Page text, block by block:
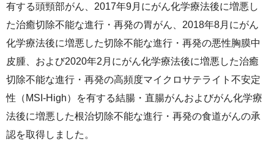
有する頭頸部がん、2017年9月にがん化学療法後に増悪し
た治癒切除不能な進行・再発の胃がん、2018年8月にがん
化学療法後に増悪した切除不能な進行・再発の悪性胸膜中
皮腫、および2020年2月にがん化学療法後に増悪した治癒
切除不能な進行・再発の高頻度マイクロサテライト不安定
性（MSI-High）を有する結腸・直腸がんおよびがん化学療
法後に増悪した根治切除不能な進行・再発の食道がんの承
認を取得しました。